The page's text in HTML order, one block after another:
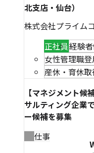
北支店・仙台）
株式会社プライム
正社員経験
女性管理職
産休・育休
【マネジメント
サルティング企業
ー候補を募集
仕事